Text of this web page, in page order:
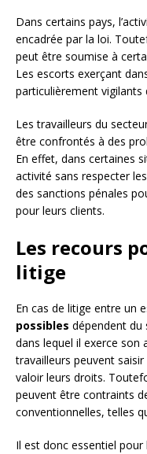
Dans certains pays,
encadrée par la loi.
peut être soumise à
Les escorts exerçant
particulièrement vigilants
Les travailleurs du
être confrontés à des
En effet, dans certaines
activité sans respecter
des sanctions pénales
pour leurs clients.
Les recours
litige
En cas de litige entre un
possibles dépendent du
dans lequel il exerce son
travailleurs peuvent saisir
valoir leurs droits.
peuvent être contraints
conventionnelles, telles
Il est donc essentiel